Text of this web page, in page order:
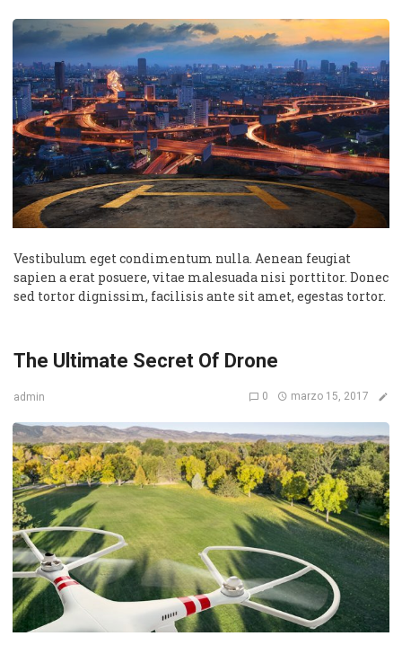
Vestibulum eget condimentum nulla. Aenean feugiat
sapien a erat posuere, vitae malesuada nisi porttitor. Donec
sed tortor dignissim, facilisis ante sit amet, egestas tortor.
The Ultimate Secret Of Drone
admin 0 marzo 15, 2017